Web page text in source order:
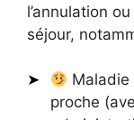
l’annulation
séjour,
Maladie
proche